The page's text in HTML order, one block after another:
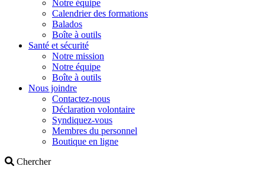
Notre équipe
Calendrier des formations
Balados
Boîte à outils
Santé et sécurité
Notre mission
Notre équipe
Boîte à outils
Nous joindre
Contactez-nous
Déclaration volontaire
Syndiquez-vous
Membres du personnel
Boutique en ligne
ChercherSearch